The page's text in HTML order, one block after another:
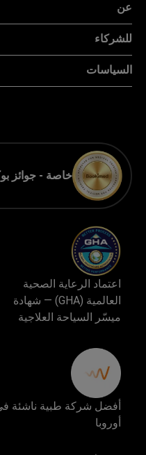
عن
للشركاء
السياسات
خاصة - جوائز
اعتماد الرعاية الصحية
العالمية (GHA) — شهادة
ميسّر السياحة العلاجية
أفضل شركة طبية ناشئة
أوروبا